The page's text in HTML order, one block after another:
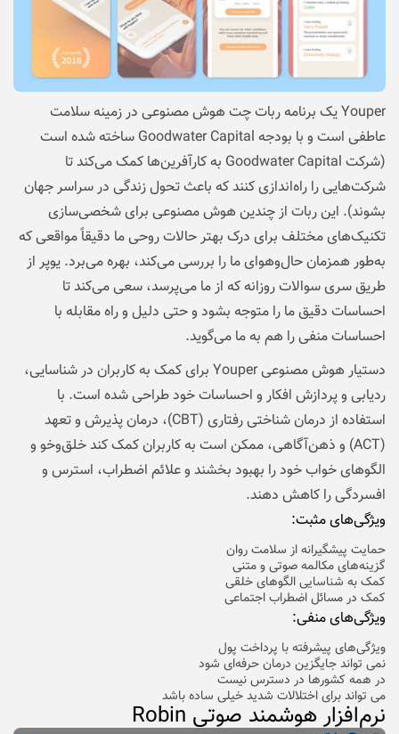
Youper یک برنامه ربات چت هوش مصنوعی در زمینه سلامت
عاطفی است و با بودجه Goodwater Capital ساخته شده است
(شرکت Goodwater Capital به کارآفرین‌ها کمک می‌کند تا
شرکت‌هایی را راه‌اندازی کنند که باعث تحول زندگی در سراسر جهان
بشوند). این ربات از چندین هوش مصنوعی برای شخصی‌سازی
تکنیک‌های مختلف برای درک بهتر حالات روحی ما دقیقاً مواقعی که
به‌طور همزمان حال‌وهوای ما را بررسی می‌کند، بهره می‌برد. یوپر از
طریق سری سوالات روزانه که از ما می‌پرسد، سعی می‌کند تا
احساسات دقیق ما را متوجه بشود و حتی دلیل و راه مقابله با
احساسات منفی را هم به ما می‌گوید.
دستیار هوش مصنوعی Youper برای کمک به کاربران در شناسایی،
ردیابی و پردازش افکار و احساسات خود طراحی شده است. با
استفاده از درمان شناختی رفتاری (CBT)، درمان پذیرش و تعهد
(ACT) و ذهن‌آگاهی، ممکن است به کاربران کمک کند خلق‌وخو و
الگوهای خواب خود را بهبود بخشند و علائم اضطراب، استرس و
افسردگی را کاهش دهند.
ویژگی‌های مثبت:
حمایت پیشگیرانه از سلامت روان
گزینه‌های مکالمه صوتی و متنی
کمک به شناسایی الگوهای خلقی
کمک در مسائل اضطراب اجتماعی
ویژگی‌های منفی:
ویژگی‌های پیشرفته با پرداخت پول
نمی تواند جایگزین درمان حرفه‌ای شود
در همه کشورها در دسترس نیست
می تواند برای اختلالات شدید خیلی ساده باشد
نرم‌افزار هوشمند صوتی Robin